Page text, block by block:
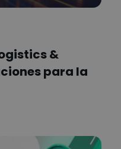
&
para la